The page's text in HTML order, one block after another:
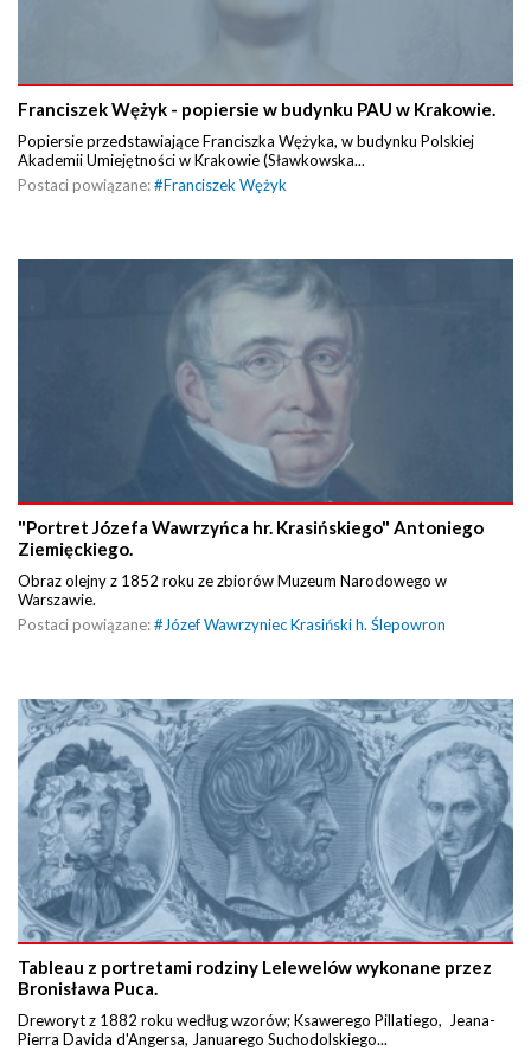
Franciszek Wężyk - popiersie w budynku PAU w Krakowie.
Popiersie przedstawiające Franciszka Wężyka, w budynku Polskiej
Akademii Umiejętności w Krakowie (Sławkowska...
Postaci powiązane:#Franciszek Wężyk
"Portret Józefa Wawrzyńca hr. Krasińskiego" Antoniego
Ziemięckiego.
Obraz olejny z 1852 roku ze zbiorów Muzeum Narodowego w
Warszawie.
Postaci powiązane:#Józef Wawrzyniec Krasiński h. Ślepowron
Tableau z portretami rodziny Lelewelów wykonane przez
Bronisława Puca.
Dreworyt z 1882 roku według wzorów; Ksawerego Pillatiego, Jeana-
Pierra Davida d'Angersa, Januarego Suchodolskiego...